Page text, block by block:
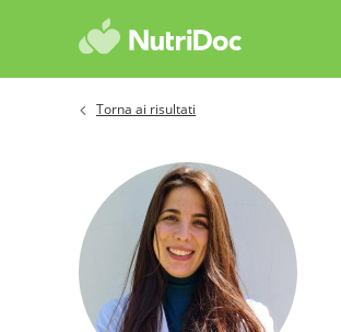
Torna ai risultati